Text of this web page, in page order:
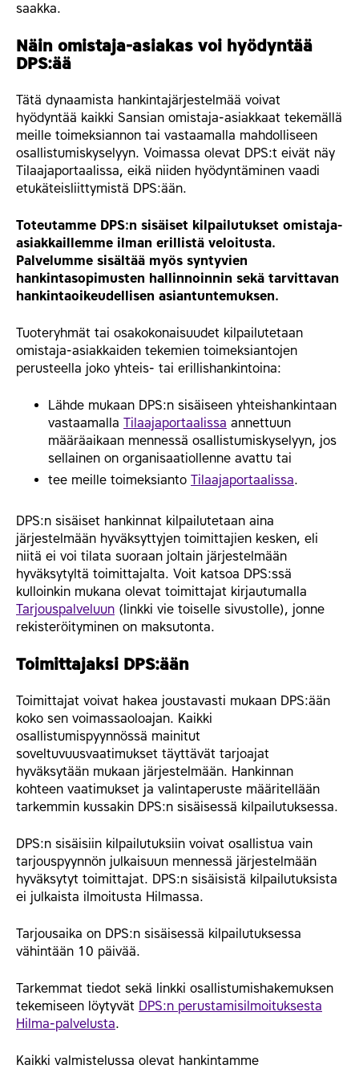
saakka.
Näin omistaja-asiakas voi hyödyntää
DPS:ää
Tätä dynaamista hankintajärjestelmää voivat
hyödyntää kaikki Sansian omistaja-asiakkaat tekemällä
meille toimeksiannon tai vastaamalla mahdolliseen
osallistumiskyselyyn. Voimassa olevat DPS:t eivät näy
Tilaajaportaalissa, eikä niiden hyödyntäminen vaadi
etukäteisliittymistä DPS:ään.
Toteutamme DPS:n sisäiset kilpailutukset omistaja-
asiakkaillemme ilman erillistä veloitusta.
Palvelumme sisältää myös syntyvien
hankintasopimusten hallinnoinnin sekä tarvittavan
hankintaoikeudellisen asiantuntemuksen.
Tuoteryhmät tai osakokonaisuudet kilpailutetaan
omistaja-asiakkaiden tekemien toimeksiantojen
perusteella joko yhteis- tai erillishankintoina:
Lähde mukaan DPS:n sisäiseen yhteishankintaan
vastaamalla Tilaajaportaalissa annettuun
määräaikaan mennessä osallistumiskyselyyn, jos
sellainen on organisaatiollenne avattu tai
tee meille toimeksianto Tilaajaportaalissa.
DPS:n sisäiset hankinnat kilpailutetaan aina
järjestelmään hyväksyttyjen toimittajien kesken, eli
niitä ei voi tilata suoraan joltain järjestelmään
hyväksytyltä toimittajalta. Voit katsoa DPS:ssä
kulloinkin mukana olevat toimittajat kirjautumalla
Tarjouspalveluun (linkki vie toiselle sivustolle), jonne
rekisteröityminen on maksutonta.
Toimittajaksi DPS:ään
Toimittajat voivat hakea joustavasti mukaan DPS:ään
koko sen voimassaoloajan. Kaikki
osallistumispyynnössä mainitut
soveltuvuusvaatimukset täyttävät tarjoajat
hyväksytään mukaan järjestelmään. Hankinnan
kohteen vaatimukset ja valintaperuste määritellään
tarkemmin kussakin DPS:n sisäisessä kilpailutuksessa.
DPS:n sisäisiin kilpailutuksiin voivat osallistua vain
tarjouspyynnön julkaisuun mennessä järjestelmään
hyväksytyt toimittajat. DPS:n sisäisistä kilpailutuksista
ei julkaista ilmoitusta Hilmassa.
Tarjousaika on DPS:n sisäisessä kilpailutuksessa
vähintään 10 päivää.
Tarkemmat tiedot sekä linkki osallistumishakemuksen
tekemiseen löytyvät DPS:n perustamisilmoituksesta
Hilma-palvelusta.
Kaikki valmistelussa olevat hankintamme